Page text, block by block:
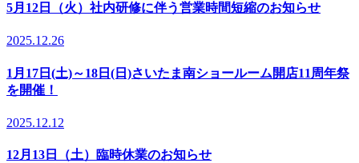
5月12日（火）社内研修に伴う営業時間短縮のお知らせ
2025.12.26
1月17日(土)～18日(日)さいたま南ショールーム開店11周年祭
を開催！
2025.12.12
12月13日（土）臨時休業のお知らせ